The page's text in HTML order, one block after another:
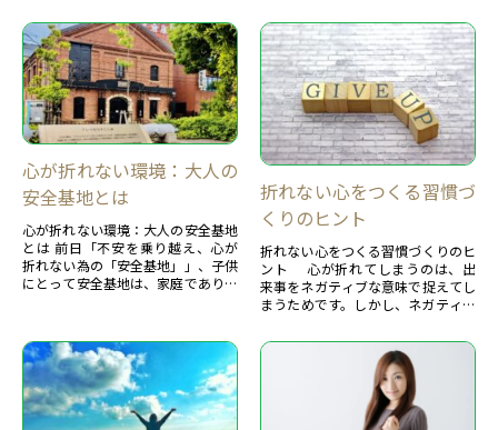
心が折れない環境：大人の
安全基地とは
心が折れない環境：大人の安全基地
とは 前日「不安を乗り越え、心が
折れない為の「安全基地」」、子供
にとって安全基地は、家庭であり、
折れない心をつくる習慣づ
くりのヒント
折れない心をつくる習慣づくりのヒ
ント 心が折れてしまうのは、出
来事をネガティブな意味で捉えてし
まうためです。しかし、ネガティブ
要なものであり、そ...